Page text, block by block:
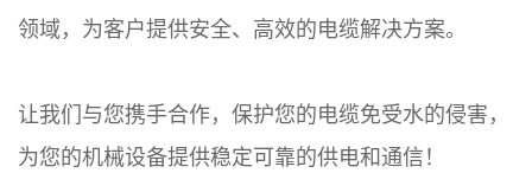
领域，为客户提供安全、高效的电缆解决方案。
让我们与您携手合作，保护您的电缆免受水的侵害，
为您的机械设备提供稳定可靠的供电和通信！